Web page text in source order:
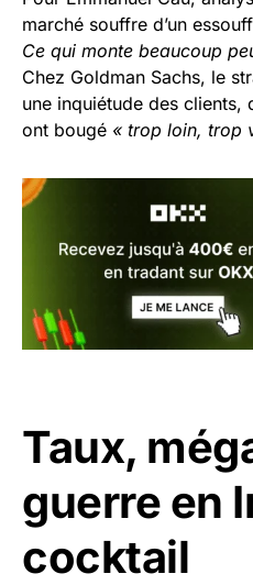
marché souffre d’un
Ce qui monte beaucoup
Chez Goldman Sachs, le
une inquiétude des clients,
ont bougé « trop loin, trop
Taux,
guerre en
cocktail